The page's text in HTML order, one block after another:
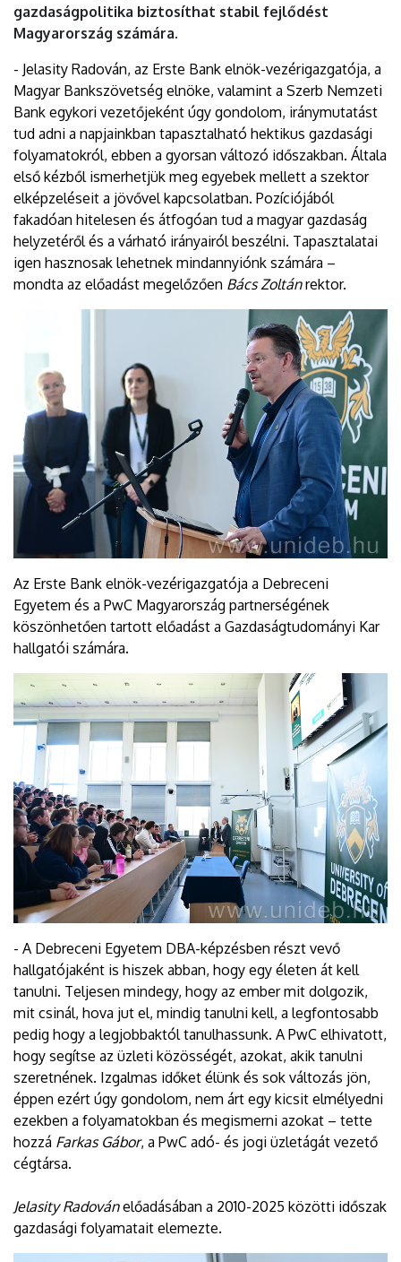
gazdaságpolitika biztosíthat stabil fejlődést
Magyarország számára.
- Jelasity Radován, az Erste Bank elnök-vezérigazgatója, a
Magyar Bankszövetség elnöke, valamint a Szerb Nemzeti
Bank egykori vezetőjeként úgy gondolom, iránymutatást
tud adni a napjainkban tapasztalható hektikus gazdasági
folyamatokról, ebben a gyorsan változó időszakban. Általa
első kézből ismerhetjük meg egyebek mellett a szektor
elképzeléseit a jövővel kapcsolatban. Pozíciójából
fakadóan hitelesen és átfogóan tud a magyar gazdaság
helyzetéről és a várható irányairól beszélni. Tapasztalatai
igen hasznosak lehetnek mindannyiónk számára –
mondta az előadást megelőzően Bács Zoltánrektor.
Az Erste Bank elnök-vezérigazgatója a Debreceni
Egyetem és a PwC Magyarország partnerségének
köszönhetően tartott előadást a Gazdaságtudományi Kar
hallgatói számára.
- A Debreceni Egyetem DBA-képzésben részt vevő
hallgatójaként is hiszek abban, hogy egy életen át kell
tanulni. Teljesen mindegy, hogy az ember mit dolgozik,
mit csinál, hova jut el, mindig tanulni kell, a legfontosabb
pedig hogy a legjobbaktól tanulhassunk. A PwC elhivatott,
hogy segítse az üzleti közösségét, azokat, akik tanulni
szeretnének. Izgalmas időket élünk és sok változás jön,
éppen ezért úgy gondolom, nem árt egy kicsit elmélyedni
ezekben a folyamatokban és megismerni azokat – tette
hozzá Farkas Gábor, a PwC adó- és jogi üzletágát vezető
cégtársa.
Jelasity Radovánelőadásában a 2010-2025 közötti időszak
gazdasági folyamatait elemezte.